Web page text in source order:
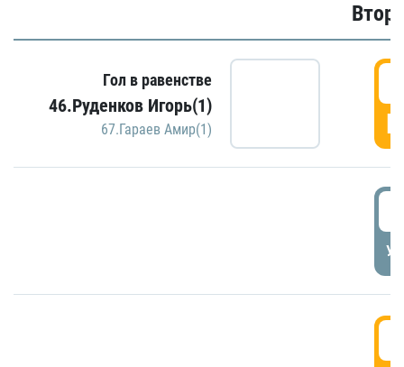
Гол в равенстве
46.Руденков Игорь(1)
67.Гараев Амир(1)